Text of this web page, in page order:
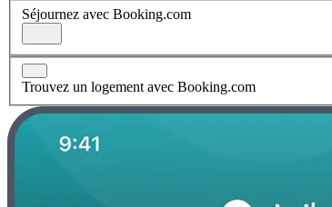
Séjournez avec Booking.com
Trouvez un logement avec Booking.com